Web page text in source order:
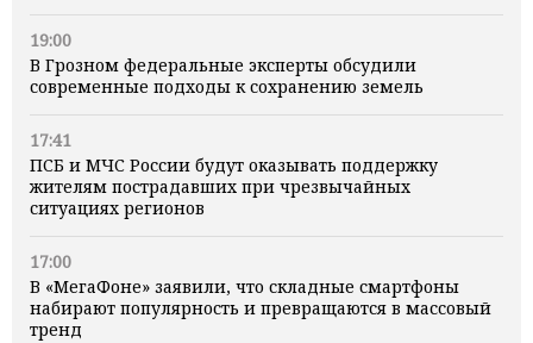
19:00
В Грозном федеральные эксперты обсудили
современные подходы к сохранению земель
17:41
ПСБ и МЧС России будут оказывать поддержку
жителям пострадавших при чрезвычайных
ситуациях регионов
17:00
В «МегаФоне» заявили, что складные смартфоны
набирают популярность и превращаются в массовый
тренд